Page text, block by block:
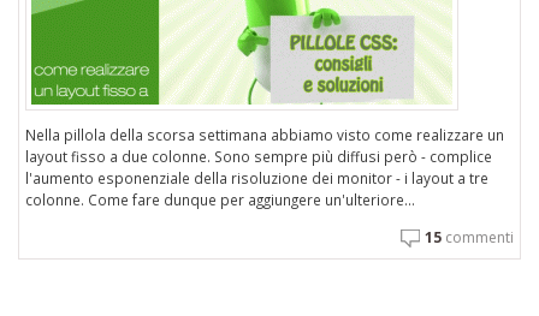
Nella pillola della scorsa settimana abbiamo visto come realizzare un
layout fisso a due colonne. Sono sempre più diffusi però - complice
l'aumento esponenziale della risoluzione dei monitor - i layout a tre
colonne. Come fare dunque per aggiungere un'ulteriore...
15 commenti